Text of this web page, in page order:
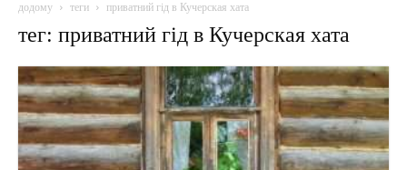
додому теги приватний гід в Кучерская хата
тег: приватний гід в Кучерская хата